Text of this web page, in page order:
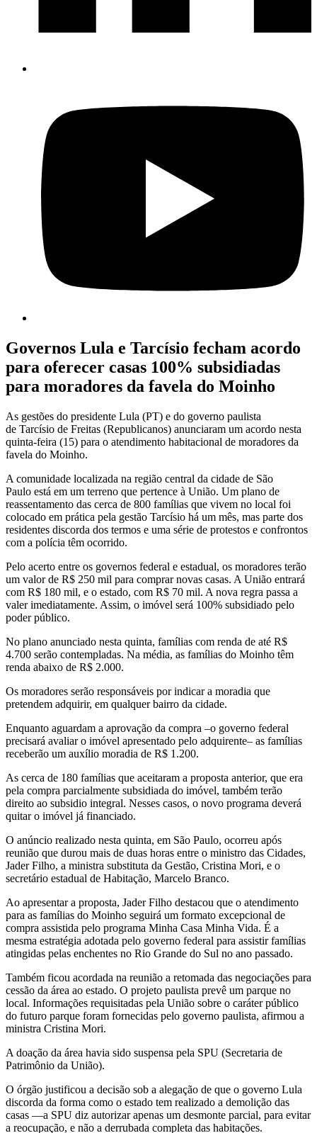
Governos Lula e Tarcísio fecham acordo
para oferecer casas 100% subsidiadas
para moradores da favela do Moinho
As gestões do presidente Lula (PT) e do governo paulista
de Tarcísio de Freitas (Republicanos) anunciaram um acordo nesta
quinta-feira (15) para o atendimento habitacional de moradores da
favela do Moinho.
A comunidade localizada na região central da cidade de São
Paulo está em um terreno que pertence à União. Um plano de
reassentamento das cerca de 800 famílias que vivem no local foi
colocado em prática pela gestão Tarcísio há um mês, mas parte dos
residentes discorda dos termos e uma série de protestos e confrontos
com a polícia têm ocorrido.
Pelo acerto entre os governos federal e estadual, os moradores terão
um valor de R$ 250 mil para comprar novas casas. A União entrará
com R$ 180 mil, e o estado, com R$ 70 mil. A nova regra passa a
valer imediatamente. Assim, o imóvel será 100% subsidiado pelo
poder público.
No plano anunciado nesta quinta, famílias com renda de até R$
4.700 serão contempladas. Na média, as famílias do Moinho têm
renda abaixo de R$ 2.000.
Os moradores serão responsáveis por indicar a moradia que
pretendem adquirir, em qualquer bairro da cidade.
Enquanto aguardam a aprovação da compra –o governo federal
precisará avaliar o imóvel apresentado pelo adquirente– as famílias
receberão um auxílio moradia de R$ 1.200.
As cerca de 180 famílias que aceitaram a proposta anterior, que era
pela compra parcialmente subsidiada do imóvel, também terão
direito ao subsidio integral. Nesses casos, o novo programa deverá
quitar o imóvel já financiado.
O anúncio realizado nesta quinta, em São Paulo, ocorreu após
reunião que durou mais de duas horas entre o ministro das Cidades,
Jader Filho, a ministra substituta da Gestão, Cristina Mori, e o
secretário estadual de Habitação, Marcelo Branco.
Ao apresentar a proposta, Jader Filho destacou que o atendimento
para as famílias do Moinho seguirá um formato excepcional de
compra assistida pelo programa Minha Casa Minha Vida. É a
mesma estratégia adotada pelo governo federal para assistir famílias
atingidas pelas enchentes no Rio Grande do Sul no ano passado.
Também ficou acordada na reunião a retomada das negociações para
cessão da área ao estado. O projeto paulista prevê um parque no
local. Informações requisitadas pela União sobre o caráter público
do futuro parque foram fornecidas pelo governo paulista, afirmou a
ministra Cristina Mori.
A doação da área havia sido suspensa pela SPU (Secretaria de
Patrimônio da União).
O órgão justificou a decisão sob a alegação de que o governo Lula
discorda da forma como o estado tem realizado a demolição das
casas —a SPU diz autorizar apenas um desmonte parcial, para evitar
a reocupação, e não a derrubada completa das habitações.